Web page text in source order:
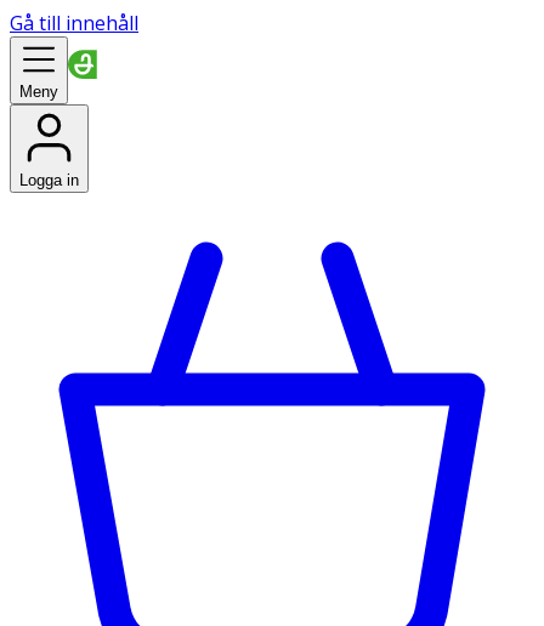
Gå till innehåll
Meny
Logga in